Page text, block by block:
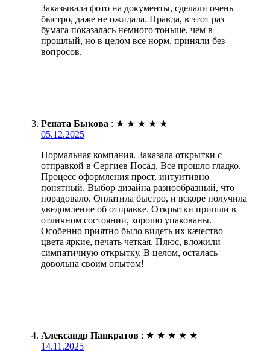
Заказывала фото на документы, сделали очень
быстро, даже не ожидала. Правда, в этот раз
бумага показалась немного тоньше, чем в
прошлый, но в целом все норм, приняли без
вопросов.
Рената Быкова : ★ ★ ★ ★ ★
05.12.2025
Нормальная компания. Заказала открытки с
отправкой в Сергиев Посад. Все прошло гладко.
Процесс оформления прост, интуитивно
понятный. Выбор дизайна разнообразный, что
порадовало. Оплатила быстро, и вскоре получила
уведомление об отправке. Открытки пришли в
отличном состоянии, хорошо упакованы.
Особенно приятно было видеть их качество —
цвета яркие, печать четкая. Плюс, вложили
симпатичную открытку. В целом, осталась
довольна своим опытом!
Александр Панкратов : ★ ★ ★ ★ ★
14.11.2025